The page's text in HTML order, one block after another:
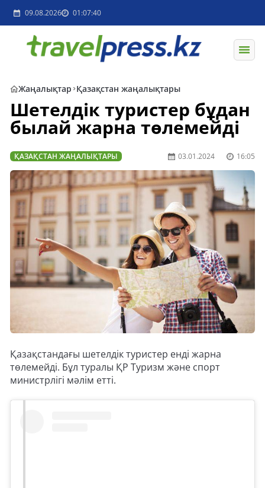
09.08.2026 01:07:40
Жаңалықтар Қазақстан жаңалықтары
Шетелдік туристер бұдан
былай жарна төлемейді
ҚАЗАҚСТАН ЖАҢАЛЫҚТАРЫ 03.01.2024 16:05
Қазақстандағы шетелдік туристер енді жарна
төлемейді. Бұл туралы ҚР Туризм және спорт
министрлігі мәлім етті.